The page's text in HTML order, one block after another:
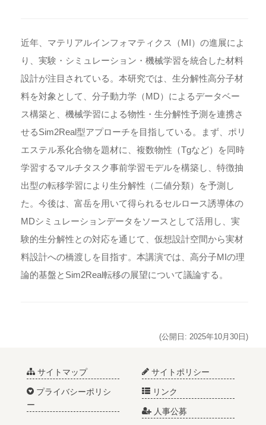
近年、マテリアルインフォマティクス（MI）の進展によ
り、実験・シミュレーション・機械学習を統合した材料
設計が注目されている。本研究では、生分解性高分子材
料を対象として、分子動力学（MD）によるデータベー
ス構築と、機械学習による物性・生分解性予測を連携さ
せるSim2Real型アプローチを目指している。まず、ポリ
エステル系化合物を題材に、複数物性（Tgなど）を同時
学習するマルチタスク事前学習モデルを構築し、特徴抽
出型の転移学習により生分解性（二値分類）を予測し
た。今後は、富岳を用いて得られるセルロース誘導体の
MDシミュレーションデータをソースとして活用し、実
験的生分解性との対応を通じて、仮想設計空間から実材
料設計への橋渡しを目指す。本講演では、高分子MIの理
論的基盤とSim2Real転移の展望について議論する。
(公開日: 2025年10月30日)
サイトマップ サイトポリシー
プライバシーポリシ
ー
リンク
人事公募